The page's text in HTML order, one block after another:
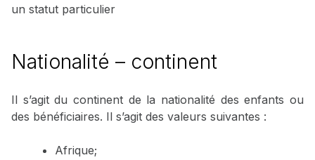
un statut particulier
Nationalité – continent
Il s’agit du continent de la nationalité des enfants ou
des bénéficiaires. Il s’agit des valeurs suivantes :
Afrique;